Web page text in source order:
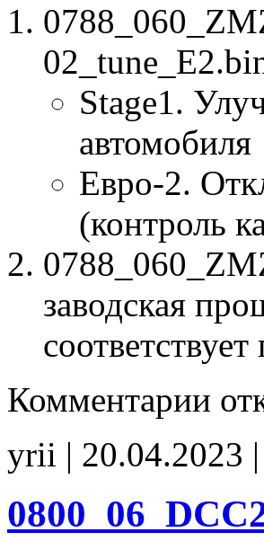
Stage1.
автомобиля
Евро-2.
(контроль
заводская
Комментарии записи
ZMZ
40522
805
3763000-
02
yrii | 20.04.2023